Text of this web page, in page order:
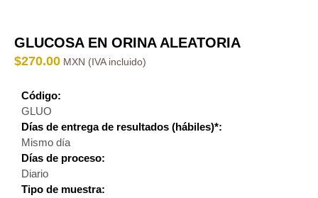
GLUCOSA EN ORINA ALEATORIA
$270.00
Código:
GLUO
Días de entrega de resultados (hábiles)*:
Mismo día
Días de proceso:
Diario
Tipo de muestra: